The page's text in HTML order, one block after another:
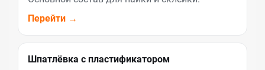
Перейти →
Шпатлёвка с пластификатором